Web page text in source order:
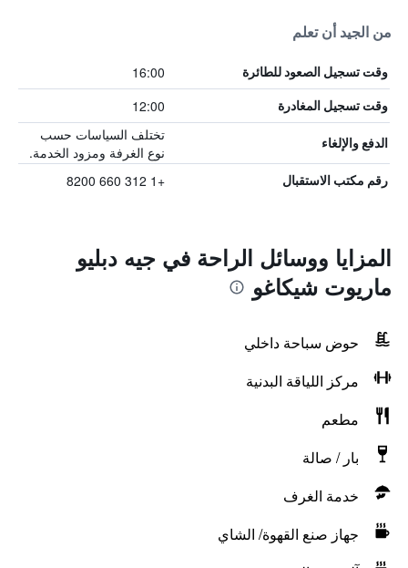
من الجيد أن تعلم
وقت تسجيل الصعود للطائرة 16:00
وقت تسجيل المغادرة 12:00
الدفع والإلغاء
تختلف السياسات حسب
نوع الغرفة ومزود الخدمة.
رقم مكتب الاستقبال +1 312 660 8200
المزايا ووسائل الراحة في جيه دبليو
ماريوت شيكاغو
حوض سباحة داخلي
مركز اللياقة البدنية
مطعم
بار / صالة
خدمة الغرف
جهاز صنع القهوة/ الشاي